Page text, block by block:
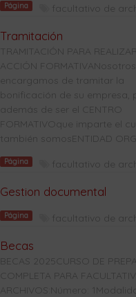
Página facultativo de
Tramitación
TRAMITACIÓN PARA
ACCIÓN FORMATIVANosotros
encargamos de tramitar la
bonificación de su empresa,
además de ser el CENTRO
FORMATIVOque imparte el
también somosENTIDAD
Página facultativo de
Gestion documental
Página facultativo de
Becas
BECAS 2025CURSO DE
COMPLETA PARA
ARCHIVOS:Número: